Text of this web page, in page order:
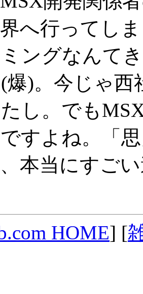
へ行ってし
ングなんて
爆)。今じゃ
し。でも
すよね。「
本当にすご
HOME] [